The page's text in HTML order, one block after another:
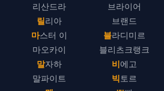
리산드라
릴리아
마스터 이
마오카이
말자하
말파이트
브라이어
브랜드
블라디미르
블리츠크랭크
비에고
빅토르